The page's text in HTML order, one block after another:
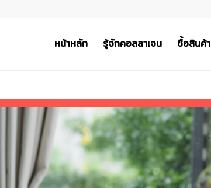
หน้าหลัก รู้จักคอลลาเจน ซื้อสินค้า